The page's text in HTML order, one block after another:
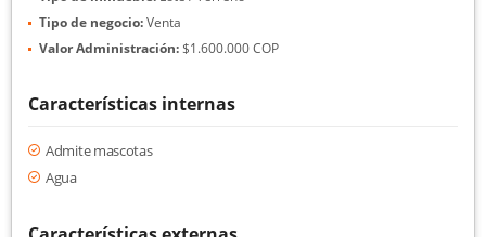
Tipo de negocio:Venta
Valor Administración:$1.600.000 COP
Características internas
Admite mascotas
Agua